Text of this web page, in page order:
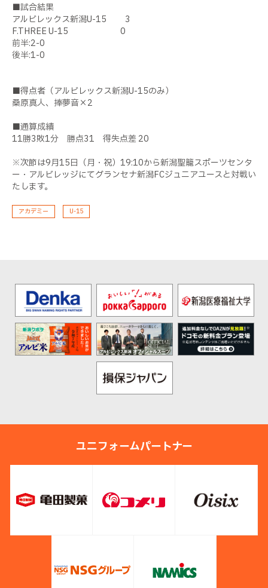
■試合結果
アルビレックス新潟U-15 3
F.THREE U-15 0
前半:2-0
後半:1-0
■得点者（アルビレックス新潟U-15のみ）
桑原真人、捧夢音×2
■通算成績
11勝3敗1分 勝点31 得失点差 20
※次節は9月15日（月・祝）19:10から新潟聖籠スポーツセンタ
ー・アルビレッジにてグランセナ新潟FCジュニアユースと対戦い
たします。
アカデミー U-15
ユニフォームパートナー